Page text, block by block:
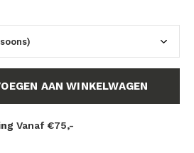
AAN WINKELWAGEN
Vanaf €75,-